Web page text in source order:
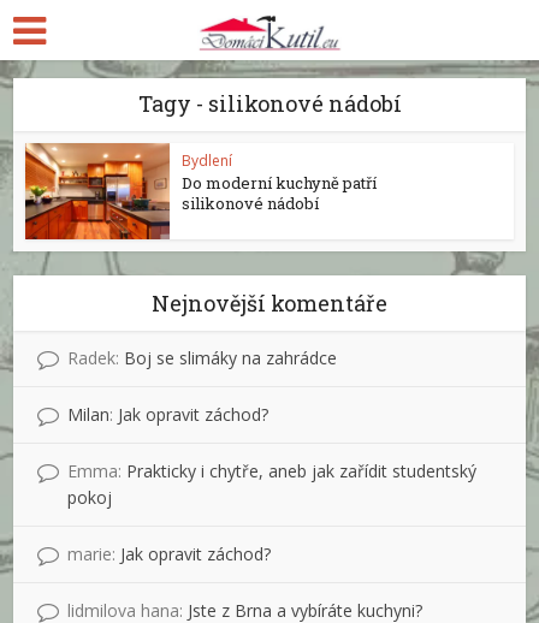
Tagy - silikonové nádobí
Bydlení
Do moderní kuchyně patří
silikonové nádobí
Nejnovější komentáře
Radek: Boj se slimáky na zahrádce
Milan: Jak opravit záchod?
Emma: Prakticky i chytře, aneb jak zařídit studentský
pokoj
marie: Jak opravit záchod?
lidmilova hana: Jste z Brna a vybíráte kuchyni?